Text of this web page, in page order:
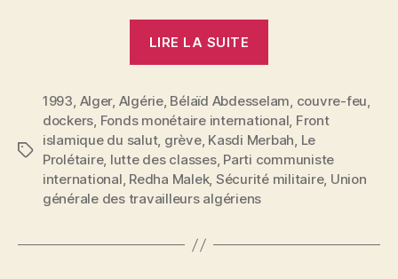
LIRE LA SUITE
économique,
répression
et
explosion
Étiquettes
1993, Alger, Algérie, Bélaïd Abdesselam, couvre-feu,
dockers, Fonds monétaire international, Front
islamique du salut, grève, Kasdi Merbah, Le
Prolétaire, lutte des classes, Parti communiste
international, Redha Malek, Sécurité militaire, Union
générale des travailleurs algériens